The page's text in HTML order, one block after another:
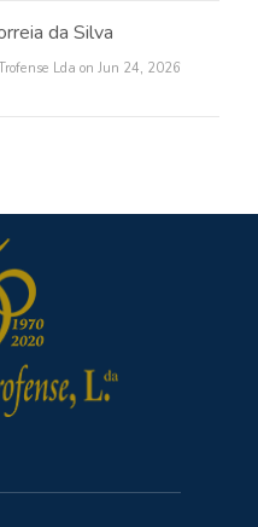
da Silva
Lda on Jun 24, 2026